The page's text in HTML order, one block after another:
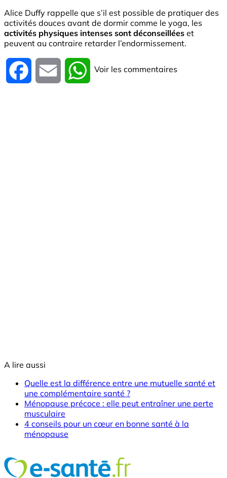
Alice Duffy rappelle que s’il est possible de pratiquer des
activités douces avant de dormir comme le yoga, les
activités physiques intenses sont déconseillées et
peuvent au contraire retarder l’endormissement.
Facebook Email WhatsApp
Voir les commentaires
A lire aussi
Quelle est la différence entre une mutuelle santé et
une complémentaire santé ?
Ménopause précoce : elle peut entraîner une perte
musculaire
4 conseils pour un cœur en bonne santé à la
ménopause